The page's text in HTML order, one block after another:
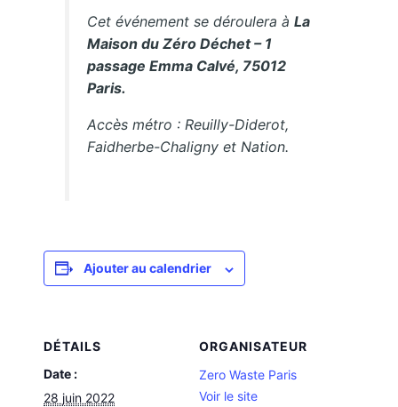
Cet événement se déroulera àLa
Maison du Zéro Déchet – 1
passage Emma Calvé, 75012
Paris.
Accès métro : Reuilly-Diderot,
Faidherbe-Chaligny et Nation.
Ajouter au calendrier
DÉTAILS
Date :
28 juin 2022
ORGANISATEUR
Zero Waste Paris
Voir le site